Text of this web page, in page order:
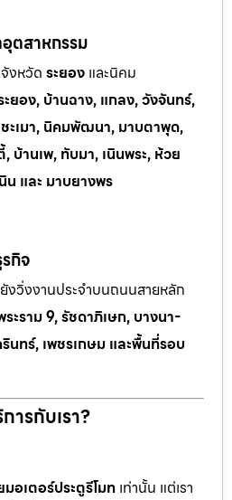
ตสาหกรรม
งหวัด ระยอง และนิคม
ะยอง, บ้านฉาง, แกลง, วังจันทร์,
ะเมา, นิคมพัฒนา, มาบตาพุด,
บ้านเพ, ทับมา, เนินพระ, ห้วย
น และ มาบยางพร
กิจ
งวิ่งงานประจำบนถนนสายหลัก
ะราม 9, รัชดาภิเษก, บางนา-
นทร์, เพชรเกษม และพื้นที่รอบ
ารกับเรา?
มอเตอร์ประตูรีโมท เท่านั้น แต่เรา